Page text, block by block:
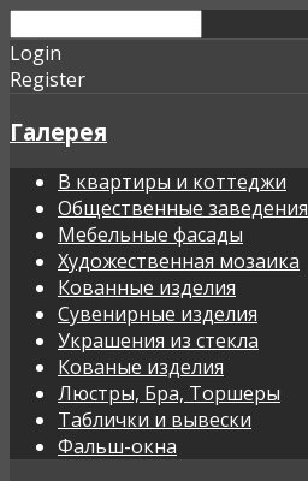
Login
Register
Галерея
В квартиры и коттеджи
Общественные заведения
Мебельные фасады
Художественная мозаика
Кованные изделия
Сувенирные изделия
Украшения из стекла
Кованые изделия
Люстры, Бра, Торшеры
Таблички и вывески
Фальш-окна